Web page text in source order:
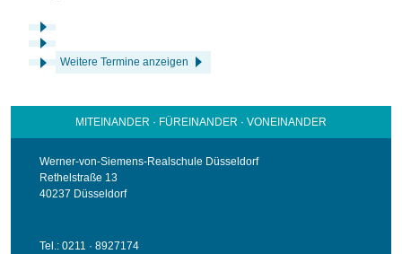
Weitere Termine anzeigen
MITEINANDER · FÜREINANDER · VONEINANDER
Werner-von-Siemens-Realschule Düsseldorf
Rethelstraße 13
40237 Düsseldorf
Tel.: 0211 · 8927174